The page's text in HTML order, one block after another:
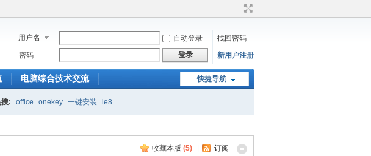
用户名 自动登录
找回密码
密码
登录 新用户注册
快捷导航
电脑综合技术交流
: office onekey 一键安装 ie8
收藏本版 (5) 订阅